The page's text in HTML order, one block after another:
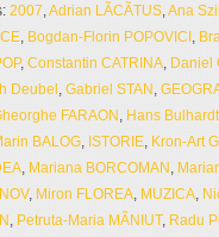
2007,Adrian LÃCÃTUS,Ana
, Bogdan-Florin POPOVICI ,
, Constantin CATRINA, Daniel
Deubel , Gabriel STAN ,
FARAON , Hans Bulhardt
BALOG, ISTORIE, Kron-Art
, Mariana BORCOMAN ,
, Miron FLOREA, MUZICA,
, Petruta-Maria MÃNIUT, Radu